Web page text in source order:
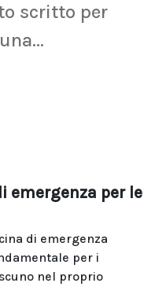
scritto per
emergenza per le
di emergenza
per i
nel proprio